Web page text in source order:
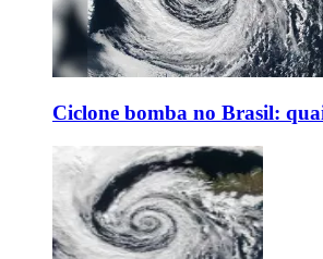
Ciclone bomba no Brasil: